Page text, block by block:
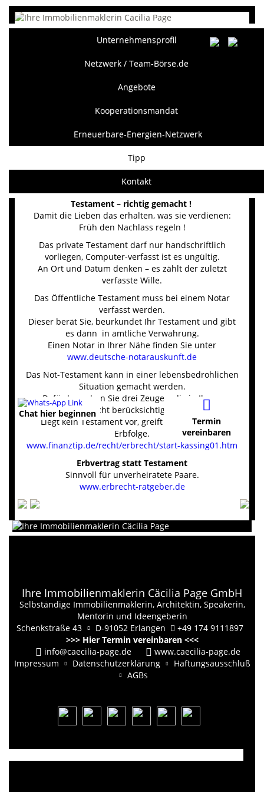
Chat hier beginnen
Termin
vereinbaren
Unternehmensprofil
Netzwerk / Team-Börse.de
Angebote
Kooperationsmandat
Erneuerbare-Energien-Netzwerk
Tipp
Kontakt
Testament – richtig gemacht !
Damit die Lieben das erhalten, was sie verdienen:
Früh den Nachlass regeln !
Das private Testament darf nur handschriftlich
vorliegen, Computer-verfasst ist es ungültig.
An Ort und Datum denken – es zählt der zuletzt
verfasste Wille.
Das Öffentliche Testament muss bei einem Notar
verfasst werden.
Dieser berät Sie, beurkundet Ihr Testament und gibt
es dann in amtliche Verwahrung.
Einen Notar in Ihrer Nähe finden Sie unter
www.deutsche-notarauskunft.de
Das Not-Testament kann in einer lebensbedrohlichen
Situation gemacht werden.
Dafür brauchen Sie drei Zeugen, die in Ihrem
Testament nicht berücksichtigt sein dürfen.
Liegt kein Testament vor, greift die gesetzliche
Erbfolge.
www.finanztip.de/recht/erbrecht/start-kassing01.htm
Erbvertrag statt Testament
Sinnvoll für unverheiratete Paare.
www.erbrecht-ratgeber.de
Ihre Immobilienmaklerin Cäcilia Page GmbH
Selbständige Immobilienmaklerin, Architektin, Speakerin,
Mentorin und Ideengeberin
Schenkstraße 43
D-91052 Erlangen
+49 174 9111897
>>> Hier Termin vereinbaren <<<
info@caecilia-page.de
www.caecilia-page.de
Impressum
Datenschutzerklärung
Haftungsausschluß
AGBs